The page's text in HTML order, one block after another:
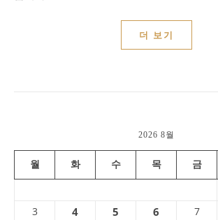
더 보기
2026 8월
월 화 수 목 금
3 4 5 6 7